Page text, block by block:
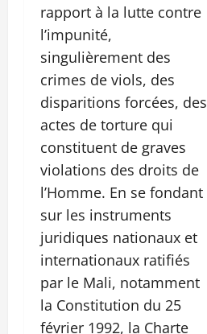
rapport à la lutte contre
l’impunité,
singulièrement des
crimes de viols, des
disparitions forcées, des
actes de torture qui
constituent de graves
violations des droits de
l’Homme. En se fondant
sur les instruments
juridiques nationaux et
internationaux ratifiés
par le Mali, notamment
la Constitution du 25
février 1992, la Charte